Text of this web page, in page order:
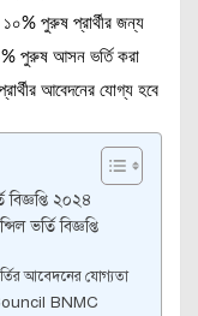
১০% পুরুষ প্রার্থীর জন্য
পুরুষ আসন ভর্তি করা
আবেদনের যোগ্য হবে
বিজ্ঞপ্তি ২০২৪
ভর্তি বিজ্ঞপ্তি
আবেদনের যোগ্যতা
BNMC